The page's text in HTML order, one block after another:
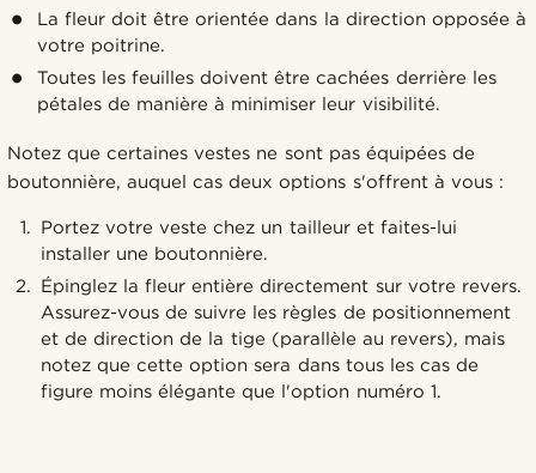
La fleur doit être orientée dans la direction opposée à
votre poitrine.
Toutes les feuilles doivent être cachées derrière les
pétales de manière à minimiser leur visibilité.
Notez que certaines vestes ne sont pas équipées de
boutonnière, auquel cas deux options s'offrent à vous :
Portez votre veste chez un tailleur et faites-lui
installer une boutonnière.
Épinglez la fleur entière directement sur votre revers.
Assurez-vous de suivre les règles de positionnement
et de direction de la tige (parallèle au revers), mais
notez que cette option sera dans tous les cas de
figure moins élégante que l'option numéro 1.